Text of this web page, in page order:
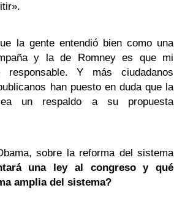
la gente entendió bien como una
y la de Romney es que mi
responsable. Y más ciudadanos
han puesto en duda que la
un respaldo a su propuesta
sobre la reforma del sistema
una ley al congreso y qué
amplia del sistema?